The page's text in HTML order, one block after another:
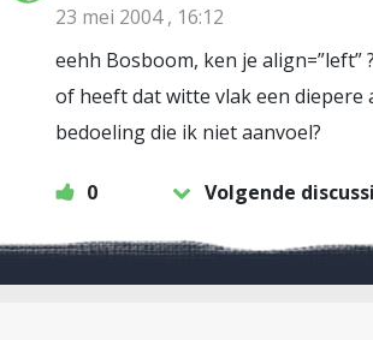
23 mei 2004 , 16:12
eehh Bosboom, ken je align=”left” ?
of heeft dat witte vlak een diepere
bedoeling die ik niet aanvoel?
0 Volgende